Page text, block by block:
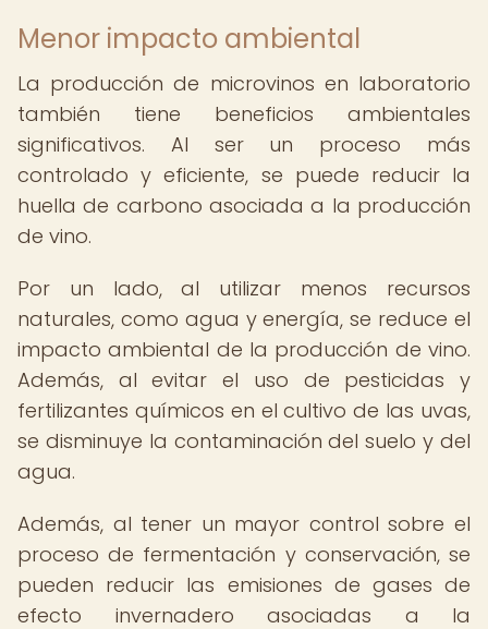
Menor impacto ambiental
La producción de microvinos en laboratorio
también tiene beneficios ambientales
significativos. Al ser un proceso más
controlado y eficiente, se puede reducir la
huella de carbono asociada a la producción
de vino.
Por un lado, al utilizar menos recursos
naturales, como agua y energía, se reduce el
impacto ambiental de la producción de vino.
Además, al evitar el uso de pesticidas y
fertilizantes químicos en el cultivo de las uvas,
se disminuye la contaminación del suelo y del
agua.
Además, al tener un mayor control sobre el
proceso de fermentación y conservación, se
pueden reducir las emisiones de gases de
efecto invernadero asociadas a la